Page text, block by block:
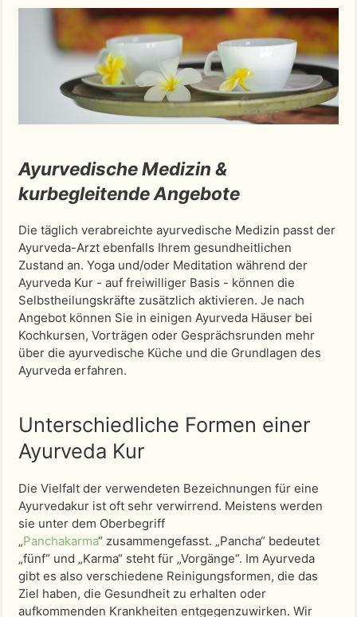
Ayurvedische Medizin &
kurbegleitende Angebote
Die täglich verabreichte ayurvedische Medizin passt der
Ayurveda-Arzt ebenfalls Ihrem gesundheitlichen
Zustand an. Yoga und/oder Meditation während der
Ayurveda Kur - auf freiwilliger Basis - können die
Selbstheilungskräfte zusätzlich aktivieren. Je nach
Angebot können Sie in einigen Ayurveda Häuser bei
Kochkursen, Vorträgen oder Gesprächsrunden mehr
über die ayurvedische Küche und die Grundlagen des
Ayurveda erfahren.
Unterschiedliche Formen einer
Ayurveda Kur
Die Vielfalt der verwendeten Bezeichnungen für eine
Ayurvedakur ist oft sehr verwirrend. Meistens werden
sie unter dem Oberbegriff
„Panchakarma“ zusammengefasst. „Pancha“ bedeutet
„fünf“ und „Karma“ steht für „Vorgänge“. Im Ayurveda
gibt es also verschiedene Reinigungsformen, die das
Ziel haben, die Gesundheit zu erhalten oder
aufkommenden Krankheiten entgegenzuwirken. Wir